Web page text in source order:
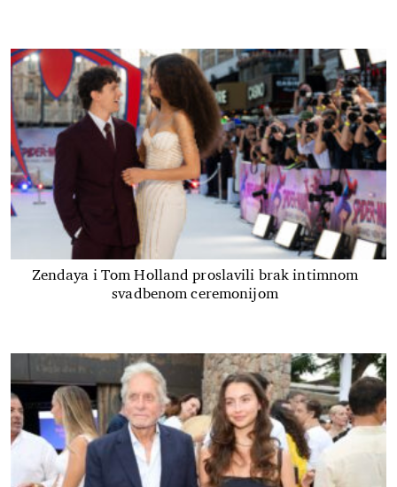
Zendaya i Tom Holland proslavili brak intimnom
svadbenom ceremonijom